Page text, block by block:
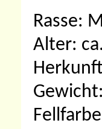
Rasse:
Alter: